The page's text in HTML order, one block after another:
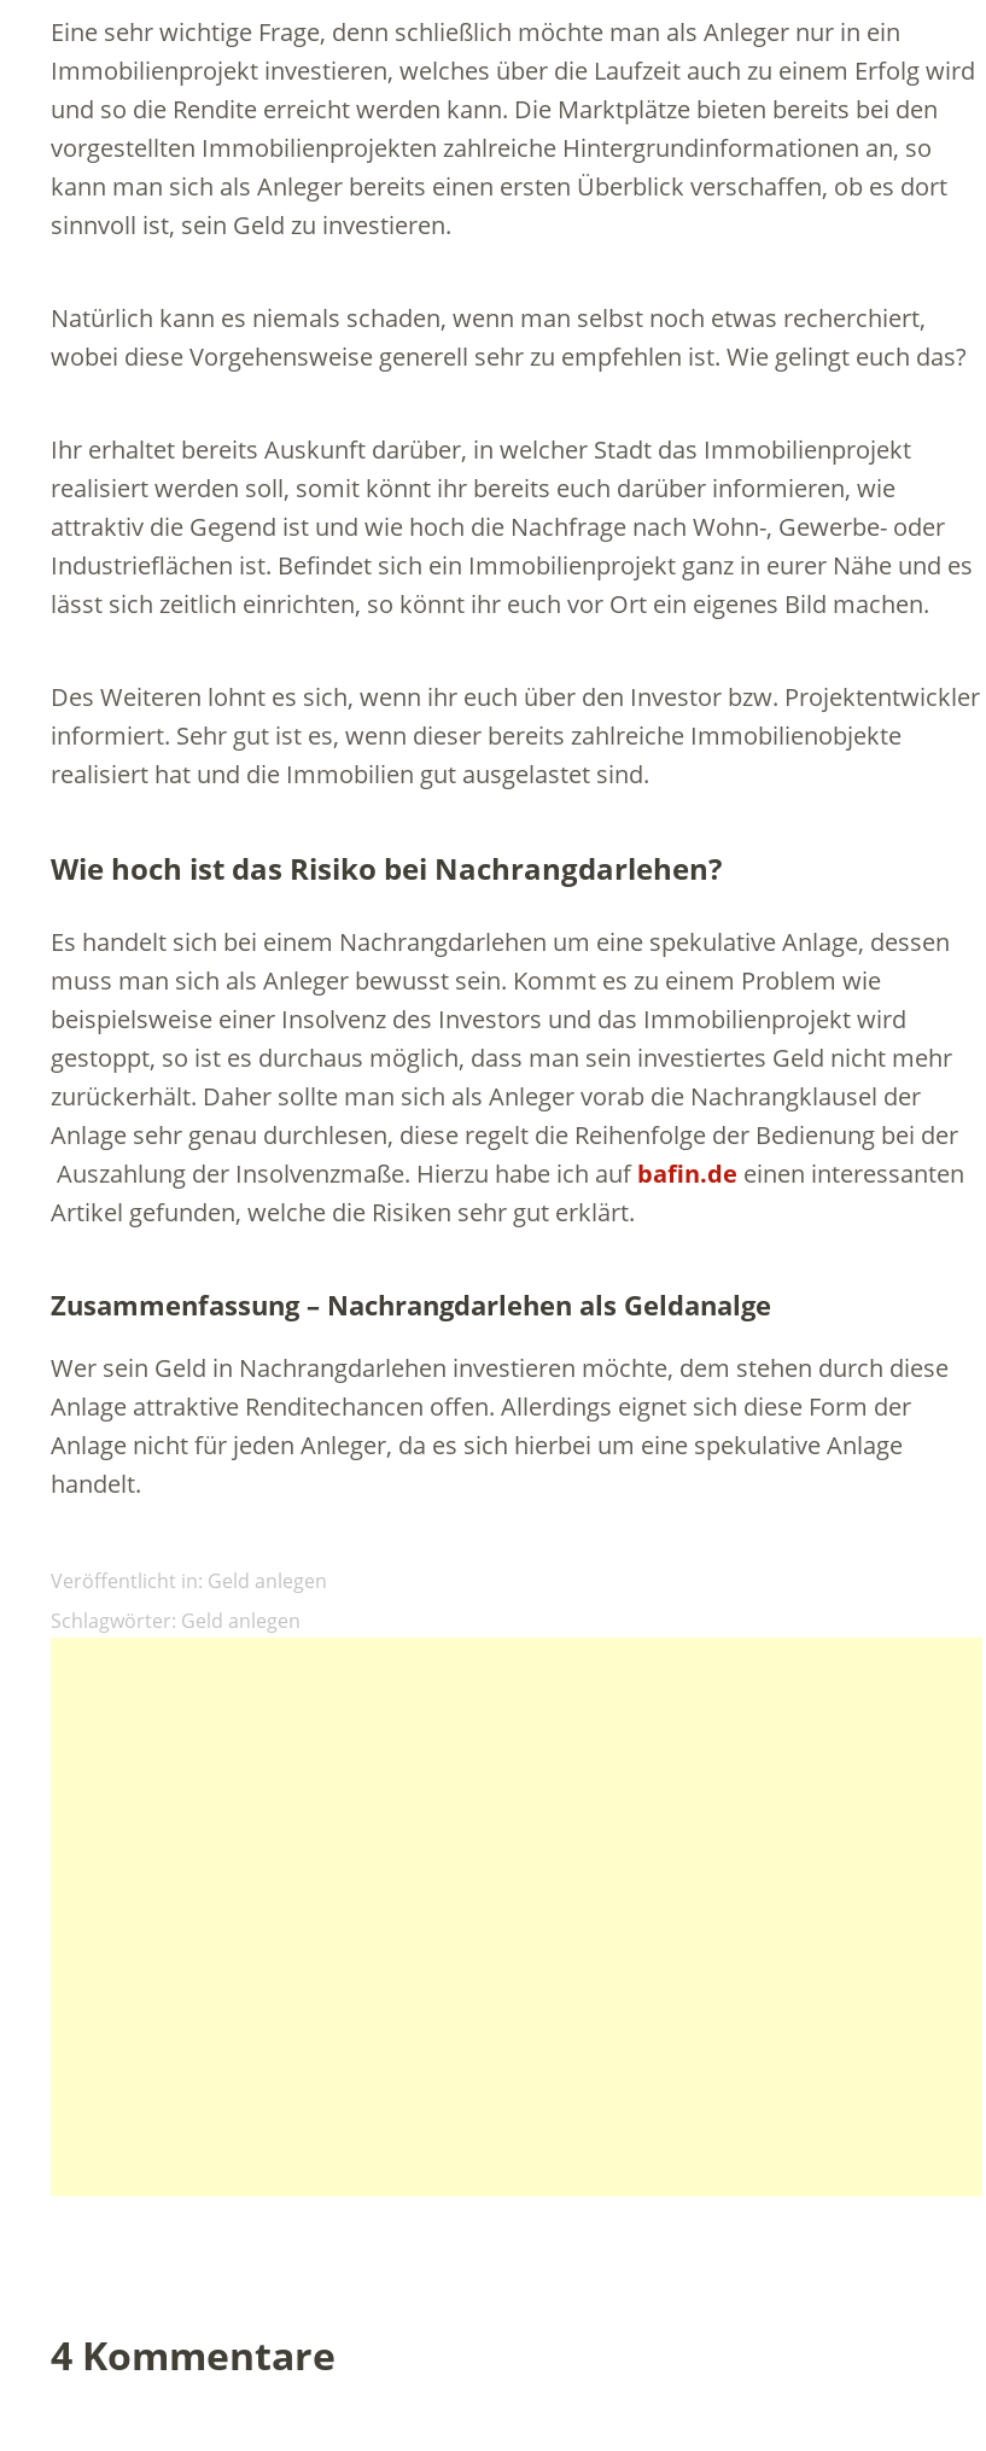
Eine sehr wichtige Frage, denn schließlich möchte man als Anleger nur in ein
Immobilienprojekt investieren, welches über die Laufzeit auch zu einem Erfolg wird
und so die Rendite erreicht werden kann. Die Marktplätze bieten bereits bei den
vorgestellten Immobilienprojekten zahlreiche Hintergrundinformationen an, so
kann man sich als Anleger bereits einen ersten Überblick verschaffen, ob es dort
sinnvoll ist, sein Geld zu investieren.
Natürlich kann es niemals schaden, wenn man selbst noch etwas recherchiert,
wobei diese Vorgehensweise generell sehr zu empfehlen ist. Wie gelingt euch das?
Ihr erhaltet bereits Auskunft darüber, in welcher Stadt das Immobilienprojekt
realisiert werden soll, somit könnt ihr bereits euch darüber informieren, wie
attraktiv die Gegend ist und wie hoch die Nachfrage nach Wohn-, Gewerbe- oder
Industrieflächen ist. Befindet sich ein Immobilienprojekt ganz in eurer Nähe und es
lässt sich zeitlich einrichten, so könnt ihr euch vor Ort ein eigenes Bild machen.
Des Weiteren lohnt es sich, wenn ihr euch über den Investor bzw. Projektentwickler
informiert. Sehr gut ist es, wenn dieser bereits zahlreiche Immobilienobjekte
realisiert hat und die Immobilien gut ausgelastet sind.
Wie hoch ist das Risiko bei Nachrangdarlehen?
Es handelt sich bei einem Nachrangdarlehen um eine spekulative Anlage, dessen
muss man sich als Anleger bewusst sein. Kommt es zu einem Problem wie
beispielsweise einer Insolvenz des Investors und das Immobilienprojekt wird
gestoppt, so ist es durchaus möglich, dass man sein investiertes Geld nicht mehr
zurückerhält. Daher sollte man sich als Anleger vorab die Nachrangklausel der
Anlage sehr genau durchlesen, diese regelt die Reihenfolge der Bedienung bei der
Auszahlung der Insolvenzmaße. Hierzu habe ich aufbafin.de einen interessanten
Artikel gefunden, welche die Risiken sehr gut erklärt.
Zusammenfassung – Nachrangdarlehen als Geldanalge
Wer sein Geld in Nachrangdarlehen investieren möchte, dem stehen durch diese
Anlage attraktive Renditechancen offen. Allerdings eignet sich diese Form der
Anlage nicht für jeden Anleger, da es sich hierbei um eine spekulative Anlage
handelt.
Veröffentlicht in: Geld anlegen
Schlagwörter: Geld anlegen
4 Kommentare